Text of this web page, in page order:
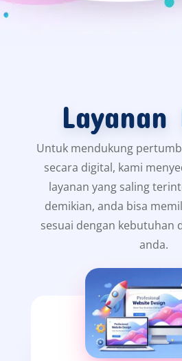
Layanan
Untuk mendukung
secara digital, kami
layanan yang saling
demikian, anda bisa
sesuai dengan kebutuhan
anda.